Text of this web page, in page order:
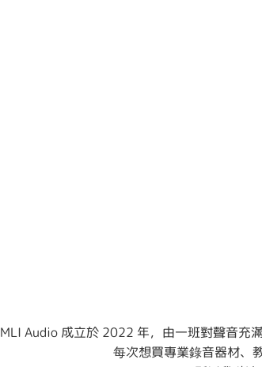
MLI Audio 成立於 2022 年，由一班對聲音充
每次想買專業錄音器材、